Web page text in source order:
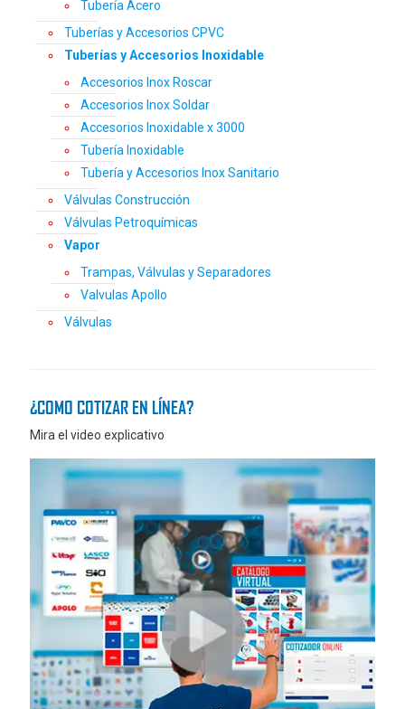
Tubería Acero
Tuberías y Accesorios CPVC
Tuberías y Accesorios Inoxidable
Accesorios Inox Roscar
Accesorios Inox Soldar
Accesorios Inoxidable x 3000
Tubería Inoxidable
Tubería y Accesorios Inox Sanitario
Válvulas Construcción
Válvulas Petroquímicas
Vapor
Trampas, Válvulas y Separadores
Valvulas Apollo
Válvulas
¿COMO COTIZAR EN LÍNEA?
Mira el video explicativo